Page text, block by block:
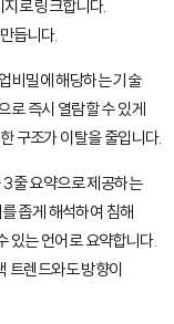
로 링크합니다.
듭니다.
비밀에 해당하는 기술
로 즉시 열람할 수 있게
구조가 이탈을 줄입니다.
줄 요약으로 제공하는
좁게 해석하여 침해
있는 언어로 요약합니다.
트렌드와도 방향이